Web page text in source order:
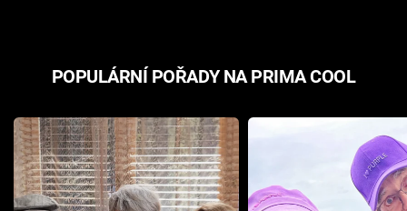
POPULÁRNÍ POŘADY NA PRIMA COOL